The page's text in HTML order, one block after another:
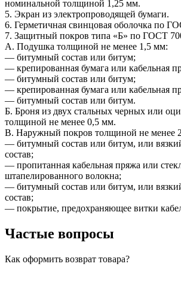
номинальной толщиной 1,25 мм.
5. Экран из электропроводящей бумаги.
6. Герметичная свинцовая оболочка по
7. Защитный покров типа «Б» по ГОСТ
А. Подушка толщиной не менее 1,5 мм:
— битумный состав или битум;
— крепированная бумага или кабельная
— битумный состав или битум;
— крепированная бумага или кабельная
— битумный состав или битум.
Б. Броня из двух стальных черных или
толщиной не менее 0,5 мм.
В. Наружный покров толщиной не менее
— битумный состав или битум, или
состав;
— пропитанная кабельная пряжа или
штапелированного волокна;
— битумный состав или битум, или
состав;
— покрытие, предохраняющее витки
Частые вопросы
Как оформить возврат товара?